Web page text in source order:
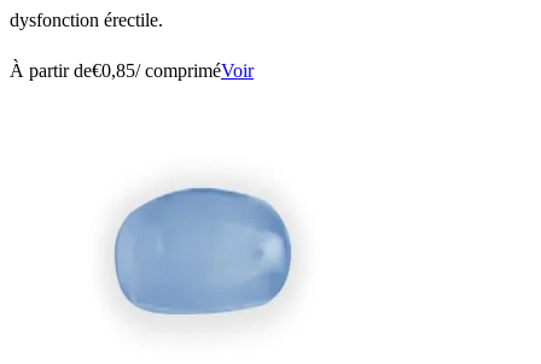
dysfonction érectile.
À partir de€0,85/ compriméVoir